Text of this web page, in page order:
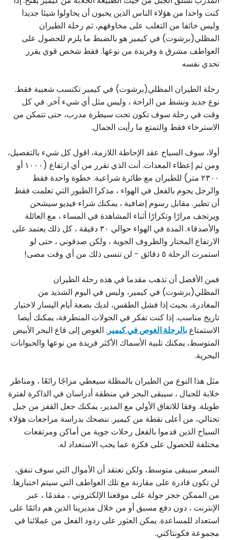
كنت واحدا من هؤلاء الناس الذين يحبون أن يحاولوا شيئا جديدا
وليس خائفا من التغلب على مخاوفهم، ثم رحلة الطيران
المظلي(برشوت) في كيمير هو بالضبط ما يلزم للحصول على
العواطف مشرق ة وفريدة من نوعها. فقط شخص قوي يقرر
تحدي نفسه
رحلة الطيران المظلي(برشوت) في كيمير تكتسب شعبية فقط.
نوع جديد ونشط من الراحة ، وليس مثل أي شيء آخر. في كل
وقت في رحلة سوف تكون تحت سيطرة مدرب، حتى تتمكن من
الاسترخاء فقط والتمتع ما رأيت الجمال.
أولا، سوف السياح عقد الإحاطة اللازمة، اقول كل شيء بالتفصيل،
ومن ثم إعطاء المعدات. أنت الذي تقرر من أي ارتفاع (١٠٠٠ أو
٢٣٠٠ متر) للطيران مع طائرة شراعية. خطوة واحدة فقط
والرجل يحوم بالفعل في الهواء ، مذكرا الطيور التي تعلمت فقط
أن تطير. مقابل رسوم إضافية ، يمكنك شراء فيديو سيشحن
ويرتجف مرارًا وتكرارًا أثناء المشاهدة في المساء ، مع العائلة
والأصدقاء. المدة في الهواء حوالي ٣٠ دقيقة ، كل ذلك يعتمد على
الارتفاع المختار والظروف الجوية ، ولكن صدقوني ، حتى لو
استمرت الرحلة ٥ دقائق - لن تنسى ذلك من أي وقت مضى!
فمن الأفضل أن تذهب مقدما في هذه رحلة الطيران
المظلي(برشوت) في كيمير، وليس في اليوم الشديد من
المغادرة، بحيث إذا فشل الطقس، لديك بضعة أيام اليسار لاختيار
تاريخ مناسب. إذا كنت تفكر في الجولات المتطرفة، يمكنك أيضا
الاستمتاع بالرحلة الغوص في كيمير. الغوص إلى قاع البحر الأبيض
المتوسط، يمكنك تلبية الأسماك الأكثر فريدة من نوعها والحيوانات
البحرية.
مثل هذا النوع من الطيران بالمظلة سيعطي مزاجًا رائعًا ، ومناظر
خلابة للجبال ، سيبقى البحر في منطقة أدراسان في الذاكرة لفترة
طويلة. وفقا للاتفاق الأولي مع المدير، يمكنك جعل القفز من جبل
تحتالي، من أعلى نقطة من كيمير. ننصحك بدراسة مراجعات هؤلاء
السياح الذين قدموا بالفعل رحلات جوية من أماكن ومرتفعات
مختلفة للحصول على فكرة عما يجب الاستعداد له.
السعر سيبقى متوسط، ولكن نعتقد أن الأموال التي سوف تنفق،
لن تكون قادرة على مقارنة مع تلك العواطف التي سيتم اختبارها.
من الممكن حجز جولة على موقعنا الإلكتروني ، مقدمًا ، عبر
الإنترنت ، دون دفع مسبق أو من خلال مديرينا الذين هم دائمًا على
استعداد للمساعدة. يمكن العثور على ردود الفعل من عملائنا في
مجموعة فكونتاكتي.